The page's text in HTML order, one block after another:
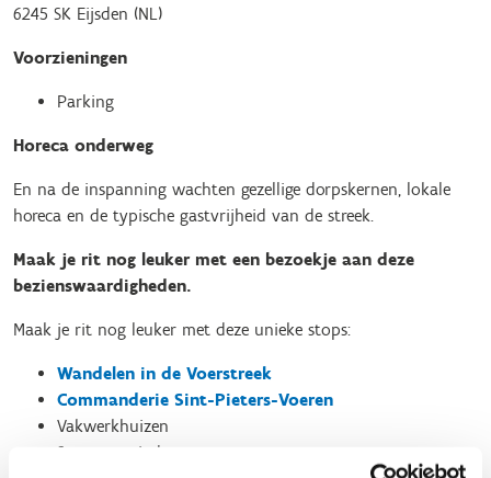
6245 SK Eijsden (NL)
Voorzieningen
Parking
Horeca onderweg
En na de inspanning wachten gezellige dorpskernen, lokale
horeca en de typische gastvrijheid van de streek.
Maak je rit nog leuker met een bezoekje aan deze
bezienswaardigheden.
Maak je rit nog leuker met deze unieke stops:
Wandelen in de Voerstreek
Commanderie Sint-Pieters-Voeren
Vakwerkhuizen
Spoorwegviaduct